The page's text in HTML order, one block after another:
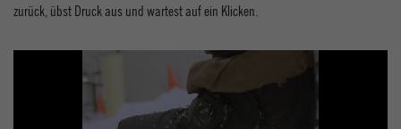
zurück, übst Druck aus und wartest auf ein Klicken.